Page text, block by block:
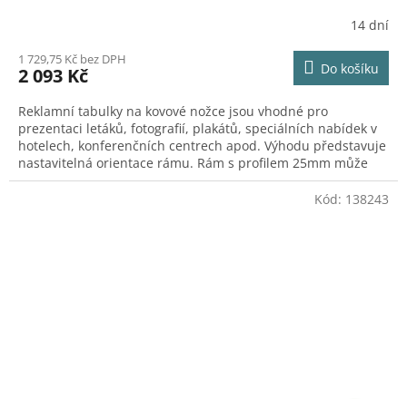
R
M
A
14 dní
1 729,75 Kč bez DPH
2 093 Kč Do košíku
Reklamní tabulky na kovové nožce jsou vhodné pro
prezentaci letáků, fotografií, plakátů, speciálních nabídek v
hotelech, konferenčních centrech apod. Výhodu představuje
nastavitelná orientace rámu. Rám s profilem 25mm může
být upevněn na noze vodorovně či horizontálně. Dostupné
Kód: 138243